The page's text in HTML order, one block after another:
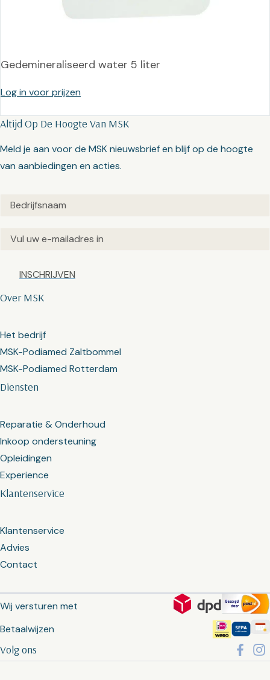
Gedemineraliseerd water 5 liter
Log in voor prijzen
Klantenservice
Klantenservice
Advies
Contact
Diensten
Reparatie & Onderhoud
Inkoop ondersteuning
Opleidingen
Experience
Over MSK
Het bedrijf
MSK-Podiamed Zaltbommel
MSK-Podiamed Rotterdam
Altijd Op De Hoogte Van MSK
Meld je aan voor de MSK nieuwsbrief en blijf op de hoogte
van aanbiedingen en acties.
Untitled(Vereist)
Email(Vereist)
Captcha
Wij versturen met
Betaalwijzen
Volg ons